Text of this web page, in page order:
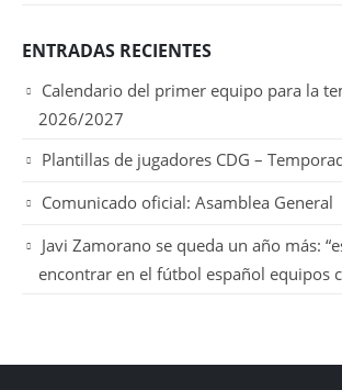
ENTRADAS RECIENTES
Calendario del primer equipo para la
2026/2027
Plantillas de jugadores CDG –
Comunicado oficial: Asamblea General
Javi Zamorano se queda un año más:
encontrar en el fútbol español equipos